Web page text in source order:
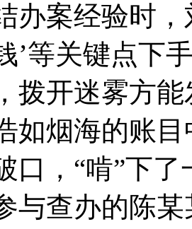
案经验时，
’等关键点
拨开迷雾方
如烟海的账
口，“啃”下
与查办的陈